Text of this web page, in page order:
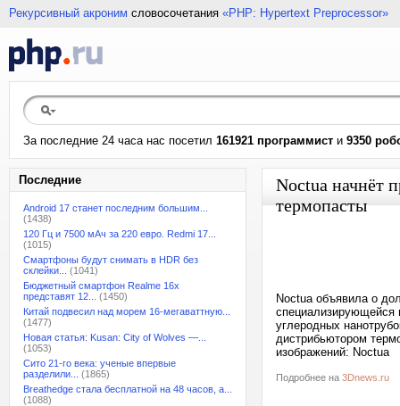
Рекурсивный акроним словосочетания «PHP: Hypertext Preprocessor»
За последние 24 часа нас посетил 161921 программист и 9350
Последние
Android 17 станет последним большим...
(1438)
120 Гц и 7500 мАч за 220 евро. Redmi 17...
(1015)
Смартфоны будут снимать в HDR без
склейки...
(1041)
Бюджетный смартфон Realme 16x
представят 12...
(1450)
Китай подвесил над морем 16-мегаваттную...
(1477)
Новая статья: Kusan: City of Wolves —...
(1053)
Сито 21-го века: ученые впервые
разделили...
(1865)
Breathedge стала бесплатной на 48 часов, а...
(1088)
Noctua начнёт
термопасты
Noctua объявила о
специализирующейся
углеродных
дистрибьютором
изображений: Noctua
Подробнее на 3Dnews.ru